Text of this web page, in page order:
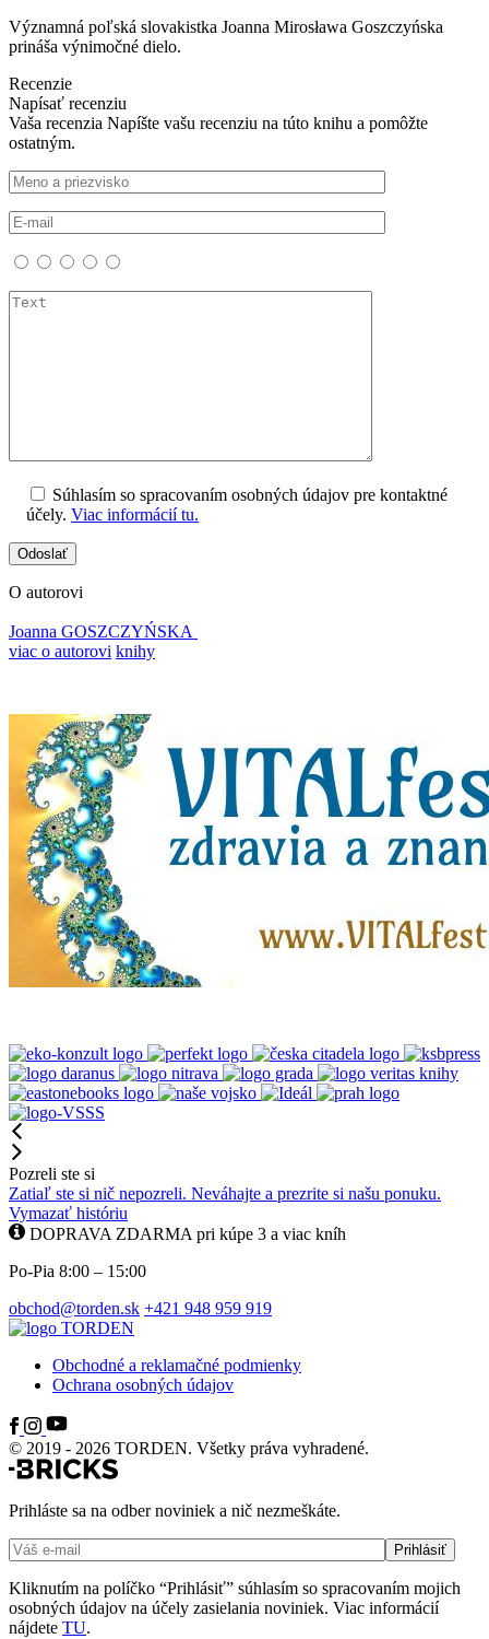
Významná poľská slovakistka Joanna Mirosława Goszczyńska
prináša výnimočné dielo.
Recenzie
Napísať recenziu
Vaša recenzia Napíšte vašu recenziu na túto knihu a pomôžte
ostatným.
Súhlasím so spracovaním osobných údajov pre kontaktné
účely. Viac informácií tu.
O autorovi
Joanna GOSZCZYŃSKA
viac o autorovi knihy
Pozreli ste si
Zatiaľ ste si nič nepozreli. Neváhajte a prezrite si našu ponuku.
Vymazať históriu
DOPRAVA ZDARMA pri kúpe 3 a viac kníh
Po-Pia 8:00 – 15:00
obchod@torden.sk +421 948 959 919
Obchodné a reklamačné podmienky
Ochrana osobných údajov
© 2019 - 2026 TORDEN. Všetky práva vyhradené.
Prihláste sa na odber noviniek a nič nezmeškáte.
Kliknutím na políčko “Prihlásiť” súhlasím so spracovaním mojich
osobných údajov na účely zasielania noviniek. Viac informácií
nájdete TU.